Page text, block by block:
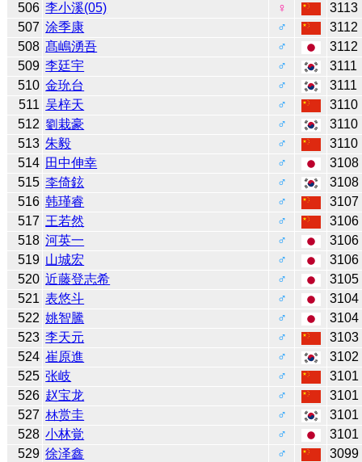
506 李小溪(05) ♀
3113
507 涂季康 ♂
3112
508 髙嶋湧吾 ♂
3112
509 李廷宇 ♂
3111
510 金玧台 ♂
3111
511 吴梓天 ♂
3110
512 劉栽豪 ♂
3110
513 朱毅 ♂
3110
514 田中伸幸 ♂
3108
515 李倚鉉 ♂
3108
516 韩瑾睿 ♂
3107
517 王若然 ♂
3106
518 河英一 ♂
3106
519 山城宏 ♂
3106
520 近藤登志希 ♂
3105
521 表悠斗 ♂
3104
522 姚智騰 ♂
3104
523 李天元 ♂
3103
524 崔原進 ♂
3102
525 张岐 ♂
3101
526 赵宝龙 ♂
3101
527 林赏圭 ♂
3101
528 小林覚 ♂
3101
529 徐泽鑫 ♂
3099